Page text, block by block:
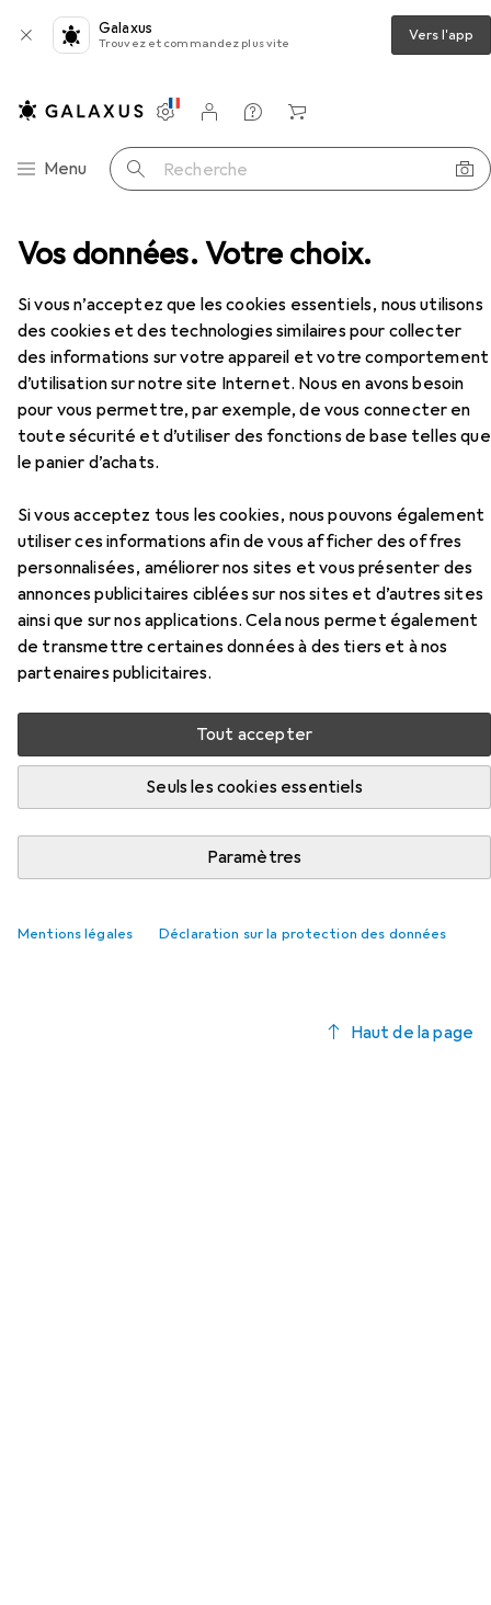
Vos données. Votre choix.
Si vous n’acceptez que les cookies essentiels, nous utilisons
des cookies et des technologies similaires pour collecter
des informations sur votre appareil et votre comportement
d’utilisation sur notre site Internet. Nous en avons besoin
pour vous permettre, par exemple, de vous connecter en
toute sécurité et d’utiliser des fonctions de base telles que
le panier d’achats.
Si vous acceptez tous les cookies, nous pouvons également
utiliser ces informations afin de vous afficher des offres
personnalisées, améliorer nos sites et vous présenter des
annonces publicitaires ciblées sur nos sites et d’autres sites
ainsi que sur nos applications. Cela nous permet également
de transmettre certaines données à des tiers et à nos
partenaires publicitaires.
Tout accepter
Seuls les cookies essentiels
Paramètres
Mentions légales Déclaration sur la protection des données
Galaxus
Trouvez et commandez plus vite Vers l'app
Navigation par catégorie
Menu Recherche
Paramètres
Compte client
Listes de comparaison
Listes d'envies
Panier
Clé à douille + douilles Koken Douille 6 pans
EUR
11,29 à partir de 2 pièces
Koken Douille 6 pans
Accessoires pour Koken Douille 6
Ici, vous trouverez des accessoires compatibles avec le
produit Koken Douille 6 pans de la catégorie Clé à douille +
douilles.
Pertinence
Liste des produits
−6%
Crochets de fixation à sécurité
13 mm 15 mm
Haut de la page